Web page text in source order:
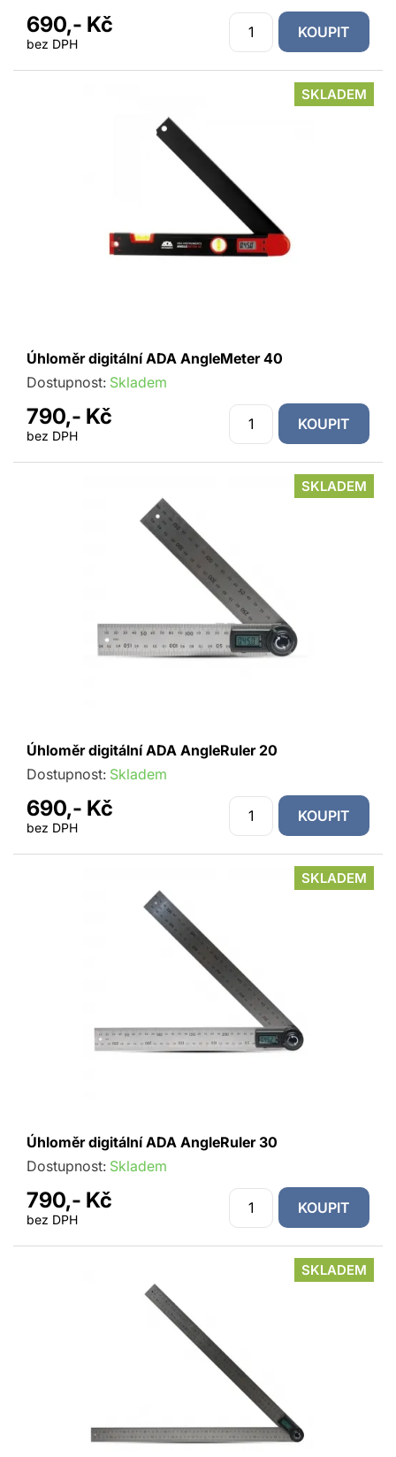
690,- Kč
bez DPH
KOUPIT
SKLADEM
Úhloměr digitální ADA AngleMeter 40
Dostupnost: Skladem
790,- Kč
bez DPH
KOUPIT
SKLADEM
Úhloměr digitální ADA AngleRuler 20
Dostupnost: Skladem
690,- Kč
bez DPH
KOUPIT
SKLADEM
Úhloměr digitální ADA AngleRuler 30
Dostupnost: Skladem
790,- Kč
bez DPH
KOUPIT
SKLADEM